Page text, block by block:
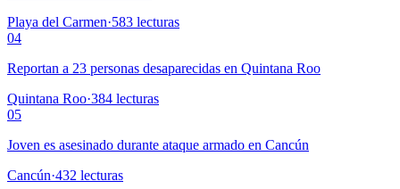
Playa del Carmen·583 lecturas
04
Reportan a 23 personas desaparecidas en Quintana Roo
Quintana Roo·384 lecturas
05
Joven es asesinado durante ataque armado en Cancún
Cancún·432 lecturas